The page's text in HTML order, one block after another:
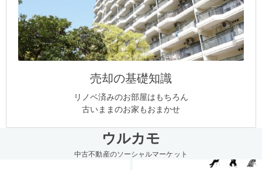
売却の基礎知識
リノベ済みのお部屋はもちろん
古いままのお家もおまかせ
ウルカモ
中古不動産のソーシャルマーケット